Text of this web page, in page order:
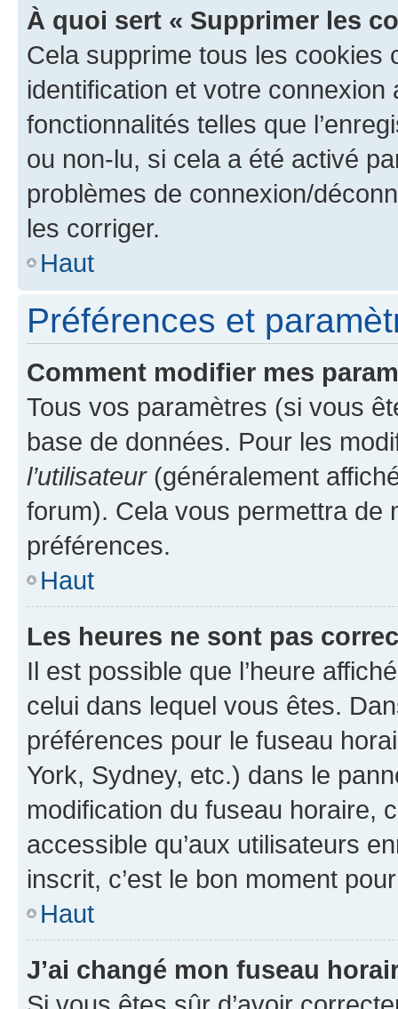
À quoi sert « Supprimer les
Cela supprime tous les cookies
identification et votre
fonctionnalités telles que
ou non-lu, si cela a été activé
problèmes de connexion/
les corriger.
Haut
Préférences et
Comment modifier mes
Tous vos paramètres (si vous
base de données. Pour les
l’utilisateur(généralement
forum). Cela vous permettra de
préférences.
Haut
Les heures ne sont pas
Il est possible que l’heure
celui dans lequel vous êtes.
préférences pour le fuseau
York, Sydney, etc.) dans le
modification du fuseau horaire,
accessible qu’aux utilisateurs
inscrit, c’est le bon moment
Haut
J’ai changé mon fuseau